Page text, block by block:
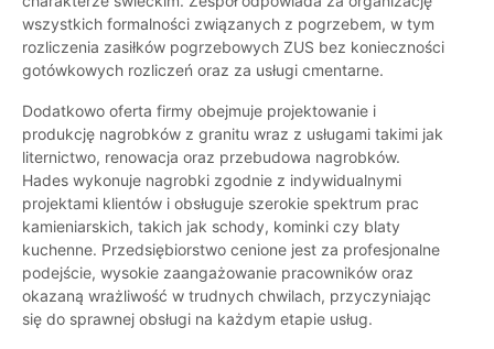
wszystkich formalności związanych z pogrzebem, w tym
rozliczenia zasiłków pogrzebowych ZUS bez konieczności
gotówkowych rozliczeń oraz za usługi cmentarne.
Dodatkowo oferta firmy obejmuje projektowanie i
produkcję nagrobków z granitu wraz z usługami takimi jak
liternictwo, renowacja oraz przebudowa nagrobków.
Hades wykonuje nagrobki zgodnie z indywidualnymi
projektami klientów i obsługuje szerokie spektrum prac
kamieniarskich, takich jak schody, kominki czy blaty
kuchenne. Przedsiębiorstwo cenione jest za profesjonalne
podejście, wysokie zaangażowanie pracowników oraz
okazaną wrażliwość w trudnych chwilach, przyczyniając
się do sprawnej obsługi na każdym etapie usług.